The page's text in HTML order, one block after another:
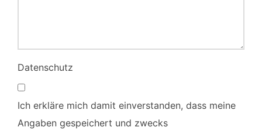
Datenschutz
Ich erkläre mich damit einverstanden, dass meine
Angaben gespeichert und zwecks